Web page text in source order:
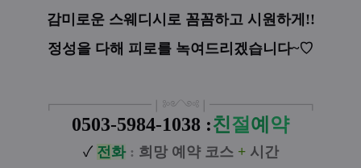
감미로운 스웨디시로 꼼꼼하고 시원하게!!
정성을 다해 피로를 녹여드리겠습니다~♡
┏━━━━━━━━ ❘༻༺❘ ━━━━━━━━┓
0503-5984-1038 :친절 예 약
✓ 전화 : 희망 예약 코스 + 시간